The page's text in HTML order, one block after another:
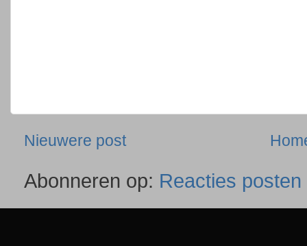
Nieuwere post
Abonneren op: Reacties